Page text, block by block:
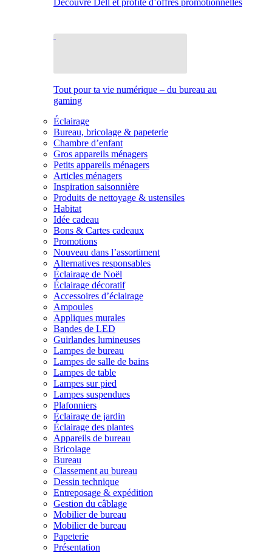
Découvre Dell et profite d’offres promotionnelles
Tout pour ta vie numérique – du bureau au
gaming
Éclairage
Bureau, bricolage & papeterie
Chambre d’enfant
Gros appareils ménagers
Petits appareils ménagers
Articles ménagers
Inspiration saisonnière
Produits de nettoyage & ustensiles
Habitat
Idée cadeau
Bons & Cartes cadeaux
Promotions
Nouveau dans l’assortiment
Alternatives responsables
Éclairage de Noël
Éclairage décoratif
Accessoires d’éclairage
Ampoules
Appliques murales
Bandes de LED
Guirlandes lumineuses
Lampes de bureau
Lampes de salle de bains
Lampes de table
Lampes sur pied
Lampes suspendues
Plafonniers
Éclairage de jardin
Éclairage des plantes
Appareils de bureau
Bricolage
Bureau
Classement au bureau
Dessin technique
Entreposage & expédition
Gestion du câblage
Mobilier de bureau
Mobilier de bureau
Papeterie
Présentation